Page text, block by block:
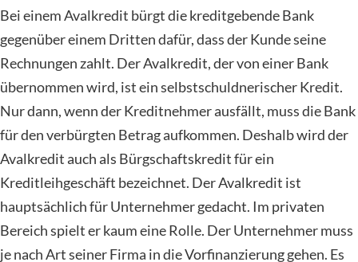
Bei einem Avalkredit bürgt die kreditgebende Bank
gegenüber einem Dritten dafür, dass der Kunde seine
Rechnungen zahlt. Der Avalkredit, der von einer Bank
übernommen wird, ist ein selbstschuldnerischer Kredit.
Nur dann, wenn der Kreditnehmer ausfällt, muss die Bank
für den verbürgten Betrag aufkommen. Deshalb wird der
Avalkredit auch als Bürgschaftskredit für ein
Kreditleihgeschäft bezeichnet. Der Avalkredit ist
hauptsächlich für Unternehmer gedacht. Im privaten
Bereich spielt er kaum eine Rolle. Der Unternehmer muss
je nach Art seiner Firma in die Vorfinanzierung gehen. Es